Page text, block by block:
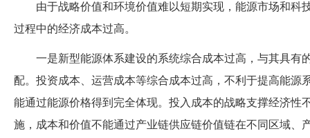
由于战略价值和环境价值难以短期实现，能源市场和科
过程中的经济成本过高。
一是新型能源体系建设的系统综合成本过高，与其具有
配。投资成本、运营成本等综合成本过高，不利于提高能源
能通过能源价格得到完全体现。投入成本的战略支撑经济性
施，成本和价值不能通过产业链供应链价值链在不同区域、